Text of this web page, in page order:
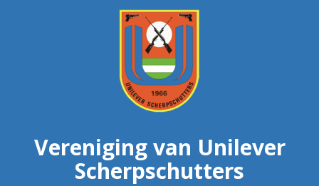
Vereniging van Unilever
Scherpschutters